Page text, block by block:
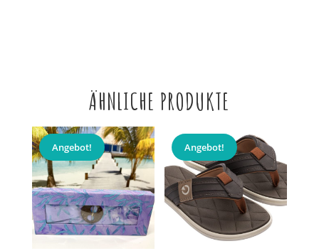
ÄHNLICHE PRODUKTE
Angebot! Angebot!